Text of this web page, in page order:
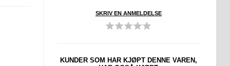
SKRIV EN ANMELDELSE
KUNDER SOM HAR KJØPT DENNE VAREN,